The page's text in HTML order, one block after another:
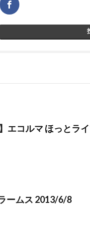
エコルマ ほっとラ
ームス 2013/6/8